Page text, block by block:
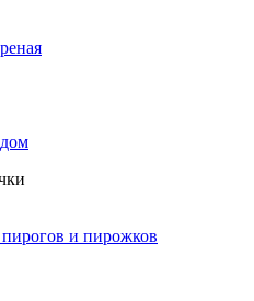
и пирожков